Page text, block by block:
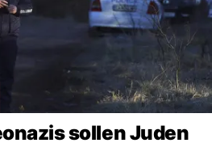
sollen Juden